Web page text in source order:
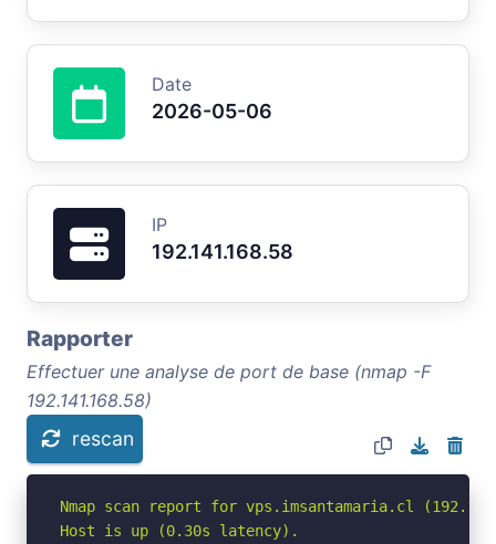
Date
2026-05-06
IP
192.141.168.58
Rapporter
Effectuer une analyse de port de base (nmap -F
192.141.168.58)
rescan
Nmap scan report for vps.imsantamaria.cl
Host is up (0.30s latency).